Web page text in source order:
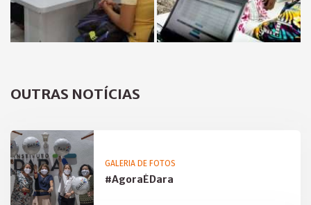
OUTRAS NOTÍCIAS
GALERIA DE FOTOS
#AgoraÉDara